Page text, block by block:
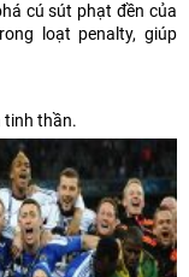
cú sút phạt đền của
loạt penalty, giúp
tinh thần.